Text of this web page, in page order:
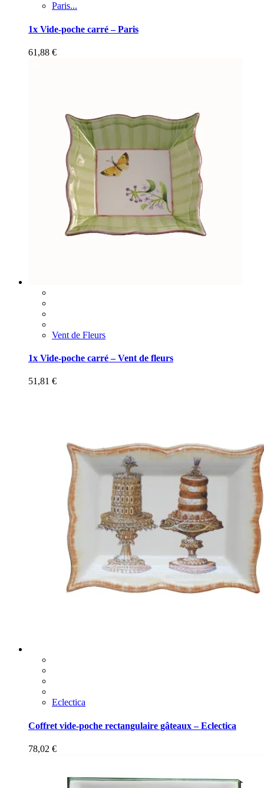
Paris...
1x Vide-poche carré – Paris
61,88 €
Vent de Fleurs
1x Vide-poche carré – Vent de fleurs
51,81 €
Eclectica
Coffret vide-poche rectangulaire gâteaux – Eclectica
78,02 €